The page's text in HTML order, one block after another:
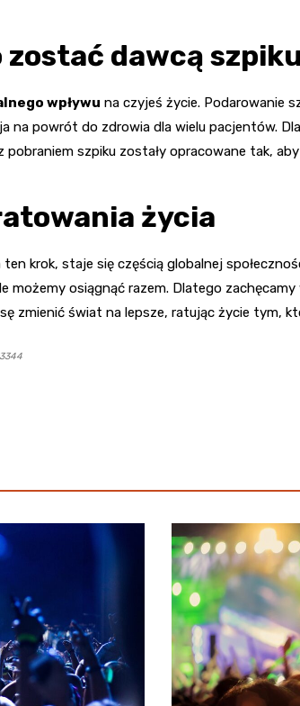
dawcą
wpływu na czyjeś życie. Podarowanie
na powrót do zdrowia dla wielu pacjentów.
pobraniem szpiku zostały opracowane tak,
życia
ten krok, staje się częścią globalnej
możemy osiągnąć razem. Dlatego
zmienić świat na lepsze, ratując życie tym,